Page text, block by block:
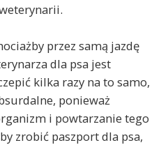
przez samą jazdę
dla psa jest
kilka razy na to samo,
ponieważ
i powtarzanie tego
zrobić paszport dla psa,